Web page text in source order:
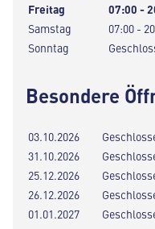
Freitag
07:00 -
Samstag
07:00 -
Sonntag
Besondere
03.10.2026
31.10.2026
25.12.2026
26.12.2026
01.01.2027